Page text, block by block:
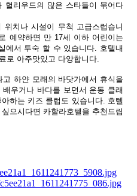
헐리우드의 많은 스타들이 묶어다
치나 시설이 무척 고급스럽습니
예약하면 만17세 이하 어린이는
에서 투숙 할 수 있습니다. 호텔내
로 아주맛있고 다양합니다.
고 하얀 모래의 바닷가에서 휴식을
배우거나 바다를 보면서 운동 클래
아하는 키즈 클럽도 있습니다. 호텔
싶으시다면 카할라호텔을 추천드립